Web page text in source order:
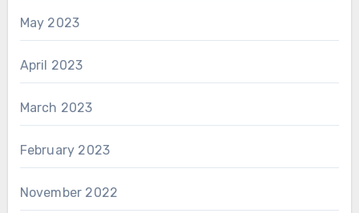
May 2023
April 2023
March 2023
February 2023
November 2022